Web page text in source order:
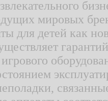
мировых
для детей как
игрового